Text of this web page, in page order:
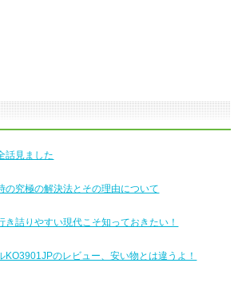
話見ました
の究極の解決法とその理由について
き詰りやすい現代こそ知っておきたい！
KO3901JPのレビュー、安い物とは違うよ！